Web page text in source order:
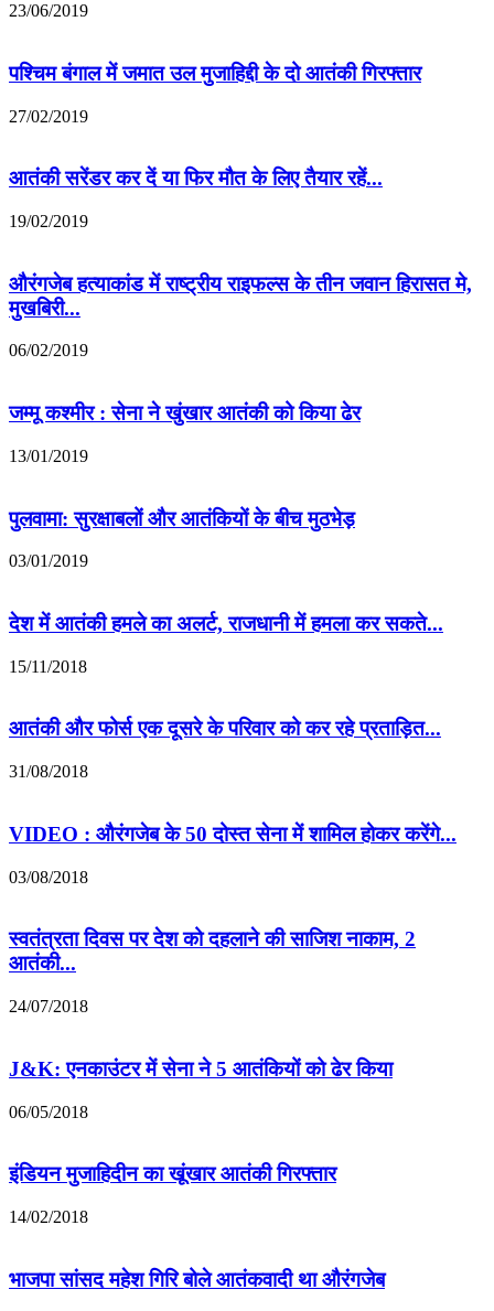
23/06/2019
पश्चिम बंगाल में जमात उल मुजाहिद्दी के दो आतंकी गिरफ्तार
27/02/2019
आतंकी सरेंडर कर दें या फिर मौत के लिए तैयार रहें...
19/02/2019
औरंगजेब हत्याकांड में राष्ट्रीय राइफल्स के तीन जवान हिरासत मे,
मुखबिरी...
06/02/2019
जम्मू कश्मीर : सेना ने खुंखार आतंकी को किया ढेर
13/01/2019
पुलवामा: सुरक्षाबलों और आतंकियों के बीच मुठभेड़
03/01/2019
देश में आतंकी हमले का अलर्ट, राजधानी में हमला कर सकते...
15/11/2018
आतंकी और फोर्स एक दूसरे के परिवार को कर रहे प्रताड़ित...
31/08/2018
VIDEO : औरंगजेब के 50 दोस्त सेना में शामिल होकर करेंगे...
03/08/2018
स्‍वतंत्रता दिवस पर देश को दहलाने की साजिश नाकाम, 2
आतंकी...
24/07/2018
J&K: एनकाउंटर में सेना ने 5 आतंकियों को ढेर किया
06/05/2018
इंडियन मुजाहिदीन का खूंखार आतंकी गिरफ्तार
14/02/2018
भाजपा सांसद महेश गिरि बोले आतंकवादी था औरंगजेब